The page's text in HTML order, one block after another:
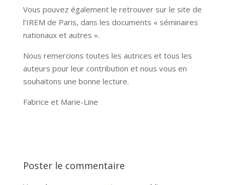
Vous pouvez également le retrouver sur le site de
l’IREM de Paris, dans les documents « séminaires
nationaux et autres ».
Nous remercions toutes les autrices et tous les
auteurs pour leur contribution et nous vous en
souhaitons une bonne lecture.
Fabrice et Marie-Line
Poster le commentaire